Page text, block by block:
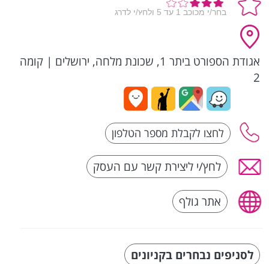
אגודת הספורט ביתר 1, שכונת מלחה, ירושלים | קומה
2
לחץ/י ליצירת קשר עם העסק
אתר גולף
לסניפים נבחרים בקניונים